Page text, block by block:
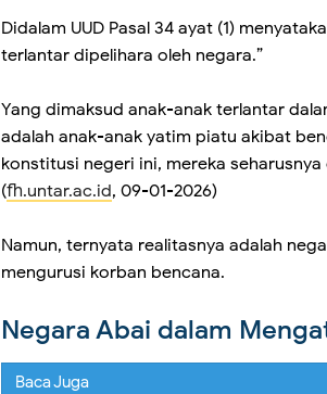
Didalam UUD Pasal 34 ayat (1)
terlantar dipelihara oleh negara.”
Yang dimaksud anak-anak terlantar
adalah anak-anak yatim piatu akibat
konstitusi negeri ini, mereka
(fh.untar.ac.id, 09-01-2026)
Namun, ternyata realitasnya adalah
mengurusi korban bencana.
Negara Abai dalam
Baca Juga